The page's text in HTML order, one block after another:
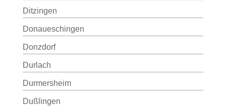
Ditzingen
Donaueschingen
Donzdorf
Durlach
Durmersheim
Dußlingen